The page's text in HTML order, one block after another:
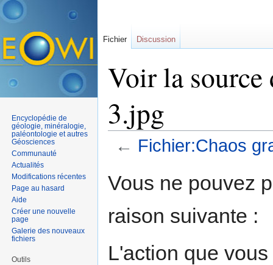
Voir la source
3.jpg
← Fichier:Chaos
Vous ne pouvez
raison suivante :
L'action que
Fichier Discussion
Encyclopédie de
géologie, minéralogie,
paléontologie et autres
Géosciences
Communauté
Actualités
Modifications récentes
Page au hasard
Aide
Créer une nouvelle
page
Galerie des nouveaux
fichiers
Outils